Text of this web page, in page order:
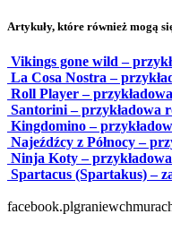
Artykuły, które również mogą
Vikings gone wild –
La Cosa Nostra –
Roll Player –
Santorini – przykładowa
Kingdomino –
Najeźdźcy z Północy –
Ninja Koty –
Spartacus (Spartakus) –